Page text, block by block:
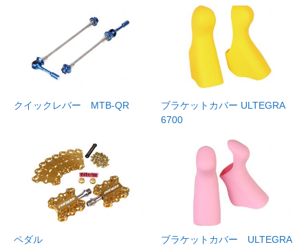
クイックレバー MTB-QR
ブラケットカバー ULTEGRA
6700
ペダル
ブラケットカバー ULTEGRA